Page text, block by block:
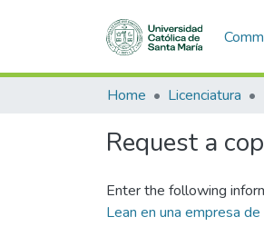
Home Licenciatura
Request a
Enter the following
Lean en una empresa